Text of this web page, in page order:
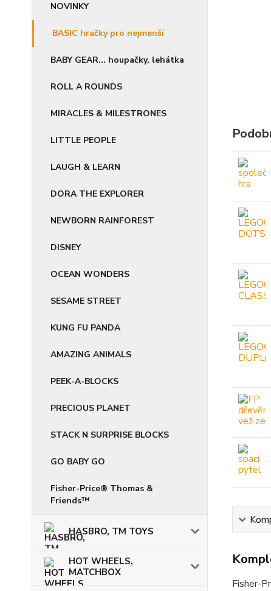
NOVINKY
BASIC hračky pro nejmenší
BABY GEAR... houpačky, lehátka
ROLL A ROUNDS
MIRACLES & MILESTRONES
LITTLE PEOPLE
LAUGH & LEARN
DORA THE EXPLORER
NEWBORN RAINFOREST
DISNEY
OCEAN WONDERS
SESAME STREET
KUNG FU PANDA
AMAZING ANIMALS
PEEK-A-BLOCKS
PRECIOUS PLANET
STACK N SURPRISE BLOCKS
GO BABY GO
Fisher-Price® Thomas &
Friends™
HASBRO, TM TOYS
HOT WHEELS,
MATCHBOX
Fisher-